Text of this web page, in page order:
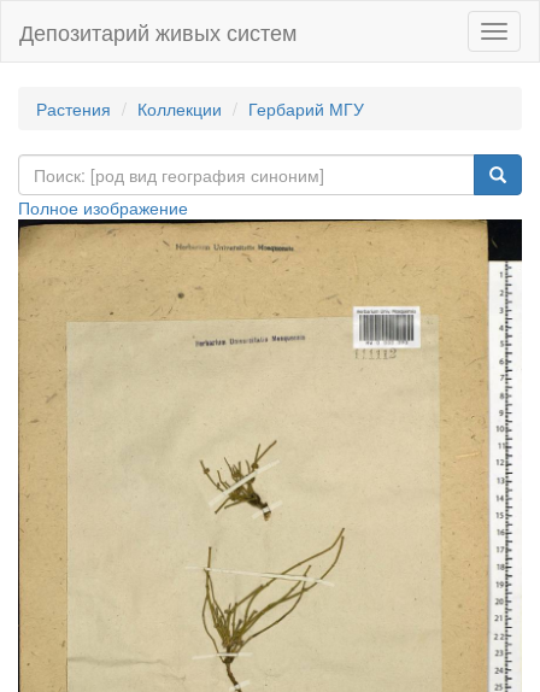
Депозитарий живых систем
Растения Коллекции Гербарий МГУ
Полное изображение